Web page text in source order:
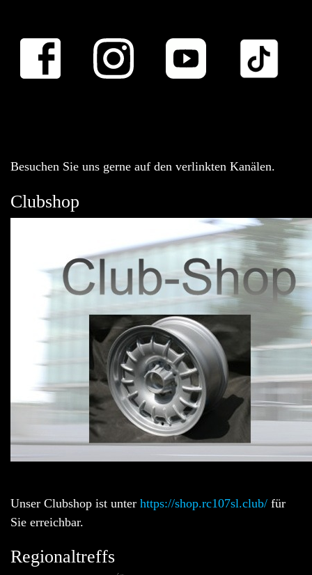
Besuchen Sie uns gerne auf den verlinkten Kanälen.
Clubshop
Unser Clubshop ist unter https://shop.rc107sl.club/ für
Sie erreichbar.
Regionaltreffs